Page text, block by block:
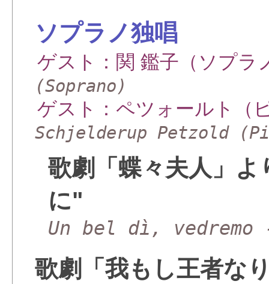
ソプラノ独唱
ゲスト：関 鑑子（ソプラ
(Soprano)
ゲスト：ペツォールト（
Schjelderup Petzold
歌劇「蝶々夫人」
に"
Un bel dì, vedremo
歌劇「我もし王者な